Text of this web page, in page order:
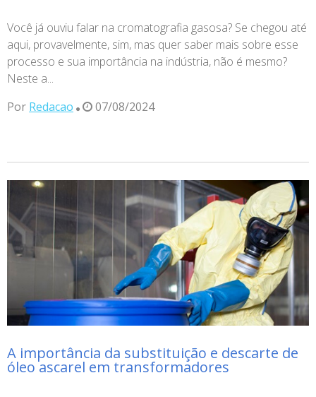
Você já ouviu falar na cromatografia gasosa? Se chegou até
aqui, provavelmente, sim, mas quer saber mais sobre esse
processo e sua importância na indústria, não é mesmo?
Neste a...
Por Redacao 07/08/2024
A importância da substituição e descarte de
óleo ascarel em transformadores